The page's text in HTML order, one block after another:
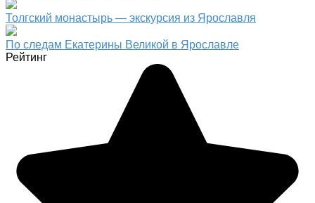
Толгский монастырь — экскурсия из Ярославля
По следам Екатерины Великой в Ярославле
Рейтинг